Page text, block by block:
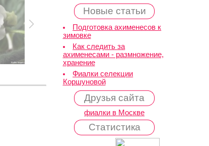
Новые статьи
Подготовка ахименесов к
зимовке
Как следить за
ахименесами - размножение,
хранение
Фиалки селекции
Коршуновой
Друзья сайта
фиалки в Москве
Статистика